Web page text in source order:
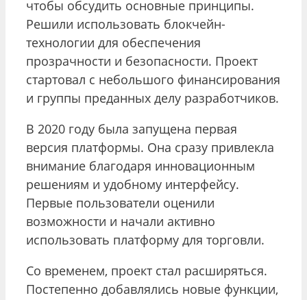
чтобы обсудить основные принципы.
Решили использовать блокчейн-
технологии для обеспечения
прозрачности и безопасности. Проект
стартовал с небольшого финансирования
и группы преданных делу разработчиков.
В 2020 году была запущена первая
версия платформы. Она сразу привлекла
внимание благодаря инновационным
решениям и удобному интерфейсу.
Первые пользователи оценили
возможности и начали активно
использовать платформу для торговли.
Со временем, проект стал расширяться.
Постепенно добавлялись новые функции,